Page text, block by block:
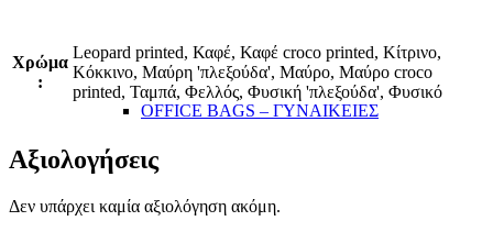
OFFICE BAGS – ΓΥΝΑΙΚΕΙΕΣ
Χρώμα
:
Leopard printed, Καφέ, Καφέ croco printed, Κίτρινο,
Κόκκινο, Μαύρη 'πλεξούδα', Μαύρο, Μαύρο croco
printed, Ταμπά, Φελλός, Φυσική 'πλεξούδα', Φυσικό
Αξιολογήσεις
Δεν υπάρχει καμία αξιολόγηση ακόμη.